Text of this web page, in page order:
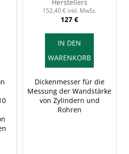
Herstellers
152,40 € inkl. MwSt.
127 €
IN DEN
WARENKORB
Dickenmesser für die
Messung der Wandstärke
von Zylindern und
Rohren